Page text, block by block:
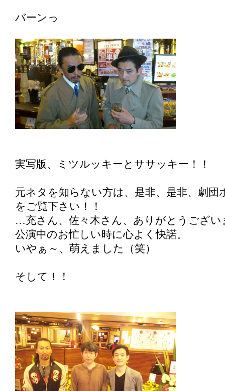
バーンっ
実写版、ミツルッキーとササッキー！！
元ネタを知らない方は、是非、是非、劇団
をご覧下さい！！
…充さん、佐々木さん、ありがとうござい
公演中のお忙しい時に心よく快諾。
いやぁ～、萌えました（笑）
そして！！